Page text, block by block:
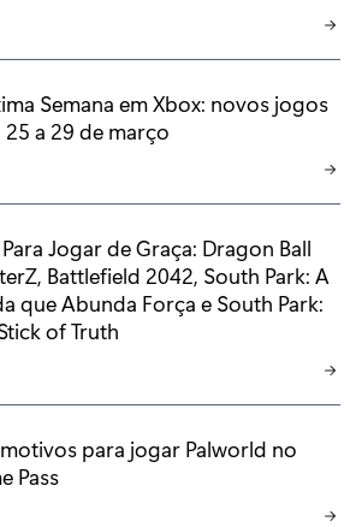
Semana em Xbox: novos jogos
25 a 29 de março
Jogar de Graça: Dragon Ball
Battlefield 2042, South Park: A
que Abunda Força e South Park:
of Truth
motivos para jogar Palworld no
Pass